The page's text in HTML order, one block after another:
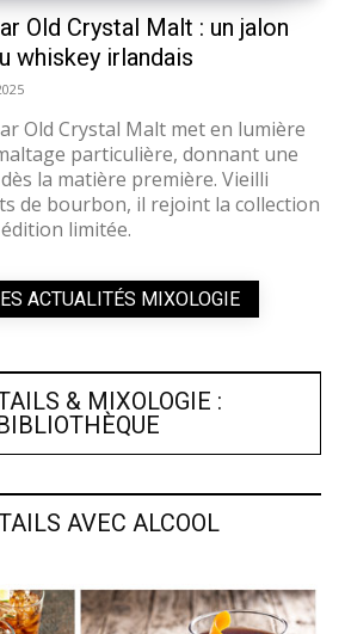
Old Crystal Malt : un jalon
whiskey irlandais
Old Crystal Malt met en lumière
particulière, donnant une
la matière première. Vieilli
de bourbon, il rejoint la collection
limitée.
ACTUALITÉS MIXOLOGIE
& MIXOLOGIE :
AVEC ALCOOL